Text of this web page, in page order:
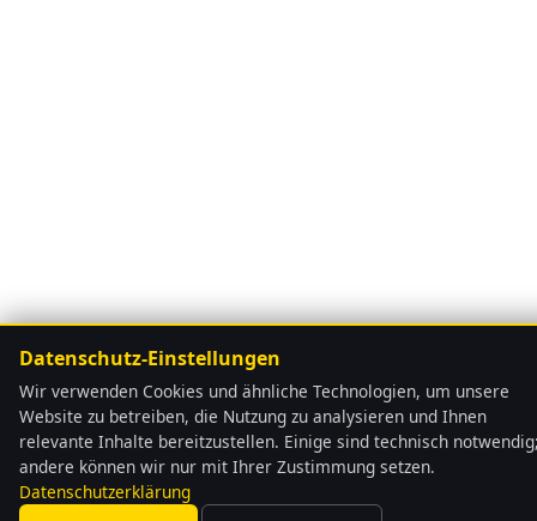
Datenschutz-Einstellungen
Wir verwenden Cookies und ähnliche Technologien, um unsere
Website zu betreiben, die Nutzung zu analysieren und Ihnen
relevante Inhalte bereitzustellen. Einige sind technisch
andere können wir nur mit Ihrer Zustimmung setzen.
Datenschutzerklärung